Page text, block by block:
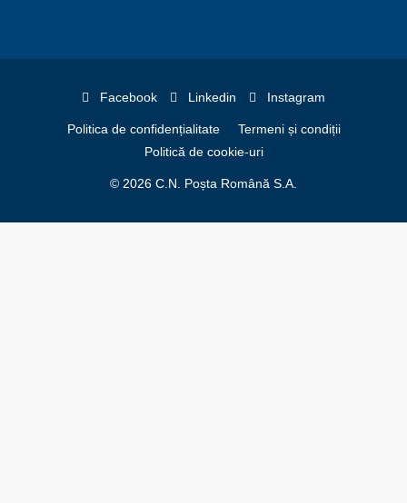
Facebook Linkedin Instagram
Politica de confidențialitate
Termeni și condiții
Politică de cookie-uri
© 2026 C.N. Poșta Română S.A.